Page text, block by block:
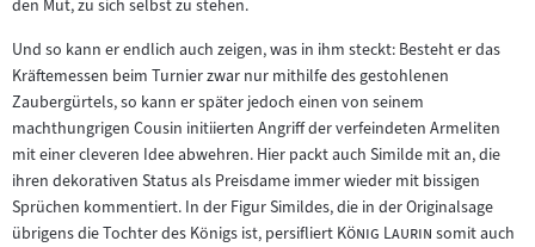
den Mut, zu sich selbst zu stehen.
Und so kann er endlich auch zeigen, was in ihm steckt: Besteht er das
Kräftemessen beim Turnier zwar nur mithilfe des gestohlenen
Zaubergürtels, so kann er später jedoch einen von seinem
machthungrigen Cousin initiierten Angriff der verfeindeten Armeliten
mit einer cleveren Idee abwehren. Hier packt auch Similde mit an, die
ihren dekorativen Status als Preisdame immer wieder mit bissigen
Sprüchen kommentiert. In der Figur Simildes, die in der Originalsage
übrigens die Tochter des Königs ist, persifliert "König Laurin "somit auch